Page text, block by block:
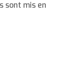
sont mis en